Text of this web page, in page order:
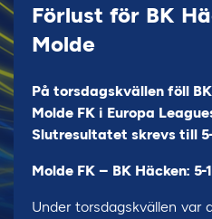
Förlust för BK
Molde
På torsdagskvällen föll
Molde FK i Europa
Slutresultatet skrevs till
Molde FK – BK Häcken: 5-1
Under torsdagskvällen var